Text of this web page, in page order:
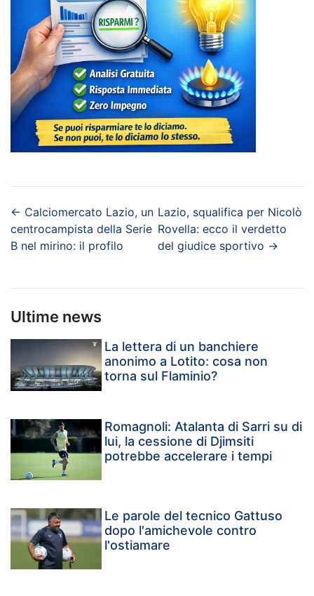
← Calciomercato Lazio, un
centrocampista della Serie
B nel mirino: il profilo
Lazio, squalifica per Nicolò
Rovella: ecco il verdetto
del giudice sportivo →
Ultime news
La lettera di un banchiere
anonimo a Lotito: cosa non
torna sul Flaminio?
Romagnoli: Atalanta di Sarri su di
lui, la cessione di Djimsiti
potrebbe accelerare i tempi
Le parole del tecnico Gattuso
dopo l'amichevole contro
l'ostiamare